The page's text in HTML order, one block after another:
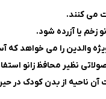
می کنند.
زخم یا آزرده شود.
والدین را می خواهد که
نظیر محافظ زانو
آن ناحیه از بدن